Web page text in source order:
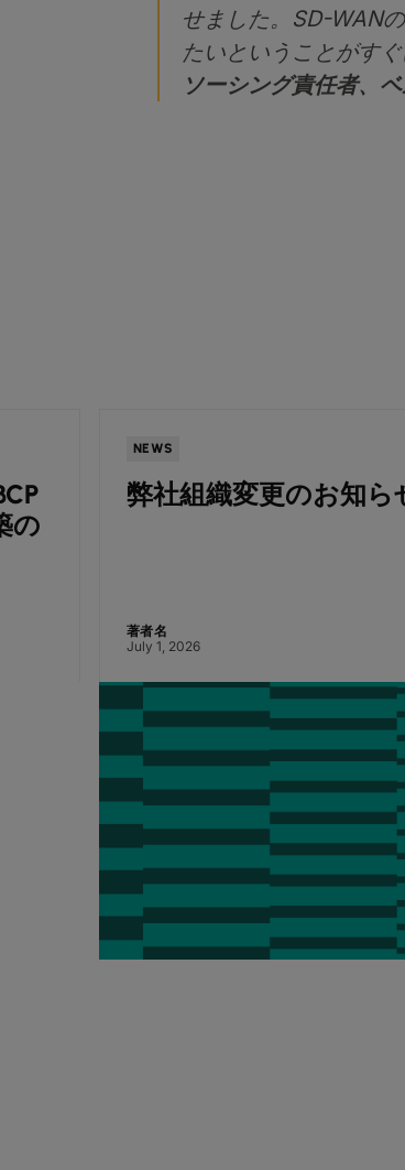
せました。SD-WAN
たいということがす
ソーシング責任者、
の
NEWS
弊社組織変更のお知ら
著者名
July 1, 2026